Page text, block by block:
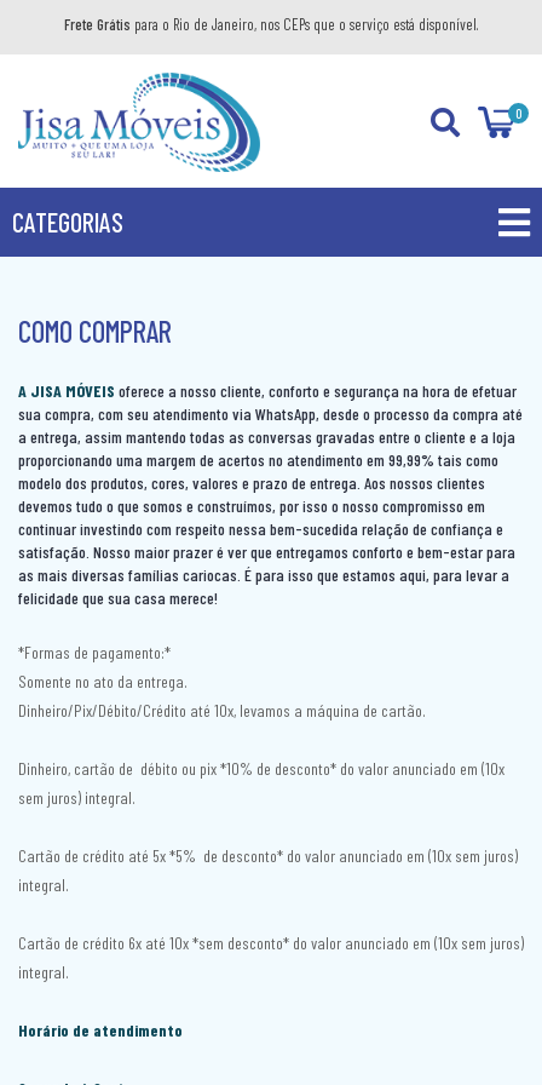
Frete Grátis para o Rio de Janeiro, nos CEPs que o serviço está disponível.
0
CATEGORIAS
PRODUTOS
GABINETE
KIT GABINETE
COZINHA
AÉREO
BALCÃO
BALÇÃO + PAINEL
BALCÃO AÇO
BALCÃO COOKTOP
BALÇÃO DE CANTO + PAINÉL
CADEIRA
COMPACTA
COMPLETA
COZINHA COMPACTA
COZINHA SUSPENSA
DIVERSOS
BANDEJA DECORATIVA
LIVREIRO
MESA GAMER
MULTIUSO
PENTEADEIRA
TÁBUA DE PASSAR
UTILIDADES
DORMITÓRIO
BASE BOX BAÚ CASAL
BASE BOX BAÚ SOLTEIRÃO
BASE BOX BAÚ SOLTEIRO
BASE BOX BIPARTIDA BAÚ CASAL
BASE BOX BIPARTIDA BAÚ QUEEN
BASE BOX BIPARTIDA CASAL
BASE BOX CASAL
BELICHE
BICAMA BOX
ESCRITÓRIO
ESCRIVANINHA
MESA
MESA DE COMPUTADOR
INFANTIL
BERÇO
CAMA
COLCHÃO JUVENIL
CÔMODA
MESA DE CABECEIRA
ORGANIZADOR
SALA
CJ. DE SOFÁ
BUFFET
CRISTALEIRA
HOME
MESA DE CENTRO
PAINEL
COMO COMPRAR
A JISA MÓVEIS oferece a nosso cliente, conforto e segurança na hora de efetuar
sua compra, com seu atendimento via WhatsApp, desde o processo da compra até
a entrega, assim mantendo todas as conversas gravadas entre o cliente e a loja
proporcionando uma margem de acertos no atendimento em 99,99% tais como
modelo dos produtos, cores, valores e prazo de entrega. Aos nossos clientes
devemos tudo o que somos e construímos, por isso o nosso compromisso em
continuar investindo com respeito nessa bem-sucedida relação de confiança e
satisfação. Nosso maior prazer é ver que entregamos conforto e bem-estar para
as mais diversas famílias cariocas. É para isso que estamos aqui, para levar a
felicidade que sua casa merece!
*Formas de pagamento:*
Somente no ato da entrega.
Dinheiro/Pix/Débito/Crédito até 10x, levamos a máquina de cartão.
Dinheiro, cartão de débito ou pix *10% de desconto* do valor anunciado em (10x
sem juros) integral.
Cartão de crédito até 5x *5% de desconto* do valor anunciado em (10x sem juros)
integral.
Cartão de crédito 6x até 10x *sem desconto* do valor anunciado em (10x sem juros)
integral.
Horário de atendimento